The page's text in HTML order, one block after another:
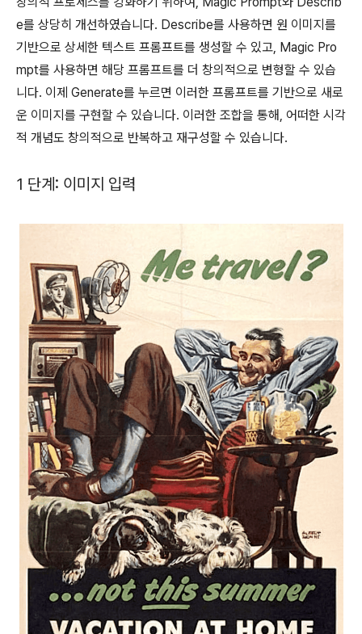
e를 상당히 개선하였습니다. Describe를 사용하면 원 이미지를
기반으로 상세한 텍스트 프롬프트를 생성할 수 있고, Magic Pro
mpt를 사용하면 해당 프롬프트를 더 창의적으로 변형할 수 있습
니다. 이제 Generate를 누르면 이러한 프롬프트를 기반으로 새로
운 이미지를 구현할 수 있습니다. 이러한 조합을 통해, 어떠한 시각
적 개념도 창의적으로 반복하고 재구성할 수 있습니다.
1 단계: 이미지 입력